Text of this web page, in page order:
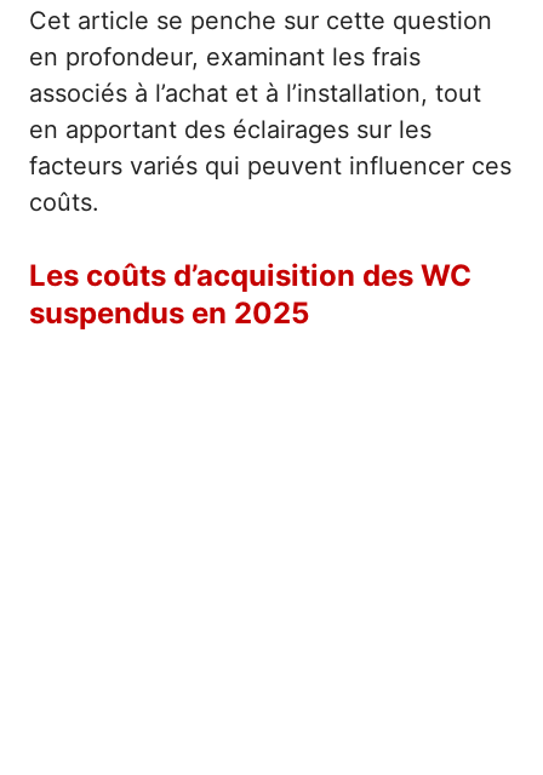
Cet article se penche sur cette question
en profondeur, examinant les frais
associés à l’achat et à l’installation, tout
en apportant des éclairages sur les
facteurs variés qui peuvent influencer ces
coûts.
Les coûts d’acquisition des WC
suspendus en 2025